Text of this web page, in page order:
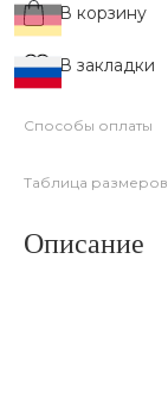
В корзину
В закладки
Способы оплаты
Таблица размеров
Описание